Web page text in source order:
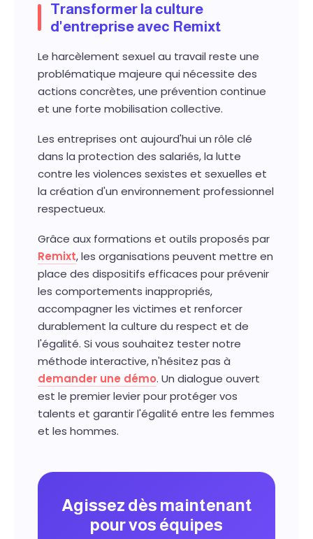
Transformer la culture
d'entreprise avec Remixt
Le harcèlement sexuel au travail reste une
problématique majeure qui nécessite des
actions concrètes, une prévention continue
et une forte mobilisation collective.
Les entreprises ont aujourd'hui un rôle clé
dans la protection des salariés, la lutte
contre les violences sexistes et sexuelles et
la création d'un environnement professionnel
respectueux.
Grâce aux formations et outils proposés par
Remixt, les organisations peuvent mettre en
place des dispositifs efficaces pour prévenir
les comportements inappropriés,
accompagner les victimes et renforcer
durablement la culture du respect et de
l'égalité. Si vous souhaitez tester notre
méthode interactive, n'hésitez pas à
demander une démo. Un dialogue ouvert
est le premier levier pour protéger vos
talents et garantir l'égalité entre les femmes
et les hommes.
Agissez dès maintenant
pour vos équipes